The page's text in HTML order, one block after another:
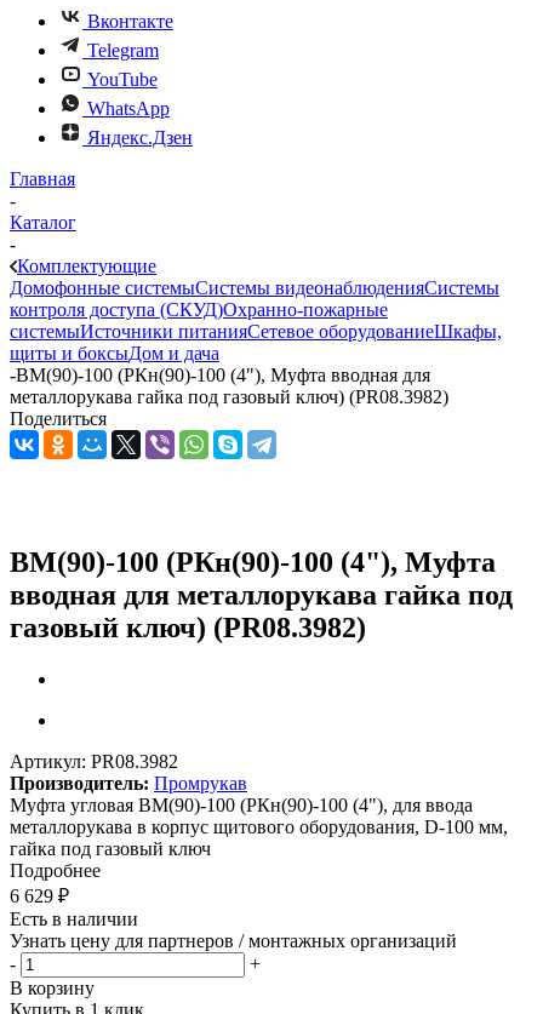
Вконтакте
Telegram
YouTube
WhatsApp
Яндекс.Дзен
Главная
-
Каталог
-
Комплектующие
Домофонные системыСистемы видеонаблюденияСистемы
контроля доступа (СКУД)Охранно-пожарные
системыИсточники питанияСетевое оборудованиеШкафы,
щиты и боксыДом и дача
-ВМ(90)-100 (РКн(90)-100 (4"), Муфта вводная для
металлорукава гайка под газовый ключ) (PR08.3982)
Поделиться
ВМ(90)-100 (РКн(90)-100 (4"), Муфта
вводная для металлорукава гайка под
газовый ключ) (PR08.3982)
Артикул: PR08.3982
Производитель: Промрукав
Муфта угловая ВМ(90)-100 (РКн(90)-100 (4"), для ввода
металлорукава в корпус щитового оборудования, D-100 мм,
гайка под газовый ключ
Подробнее
6 629 ₽
Есть в наличии
Узнать цену для партнеров / монтажных организаций
-
+
В корзину
Купить в 1 клик